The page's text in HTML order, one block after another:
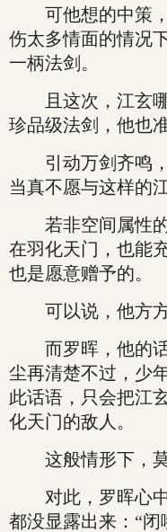
可他想的中策，
伤太多情面的情况
一柄法剑。
且这次，江玄哪
珍品级法剑，他也
引动万剑齐鸣，
当真不愿与这样的
若非空间属性的
在羽化天门，也能
也是愿意赠予的。
可以说，他方方
而罗晖，他的话
尘再清楚不过，少
此话语，只会把江
化天门的敌人。
这般情形下，莫
对此，罗晖心中
都没显露出来：“